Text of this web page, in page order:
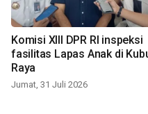
Komisi XIII DPR RI inspeksi
fasilitas Lapas Anak di
Raya
Jumat, 31 Juli 2026